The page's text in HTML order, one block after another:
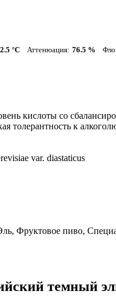
°С Аттенюация: 76.5 %
кислоты со
толерантность к
var. diastaticus
Фруктовое пиво,
темный